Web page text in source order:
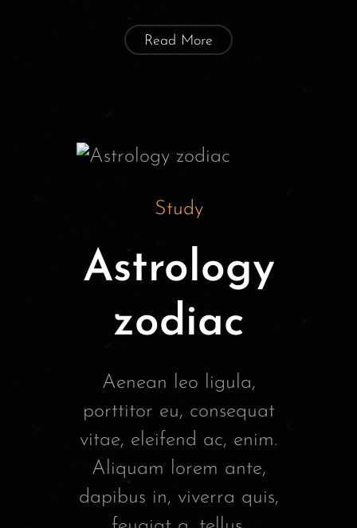
Read More
Study
Astrology
zodiac
Aenean leo ligula,
porttitor eu, consequat
vitae, eleifend ac, enim.
Aliquam lorem ante,
dapibus in, viverra quis,